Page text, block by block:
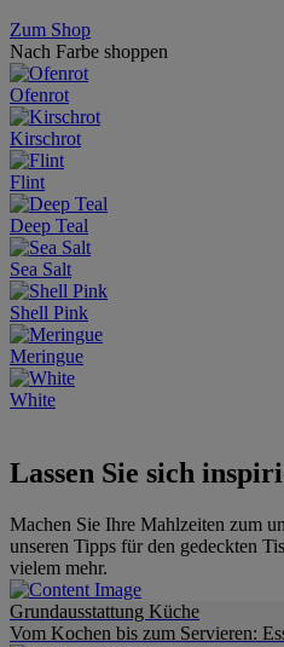
Zum Shop
Nach Farbe shoppen
Ofenrot
Kirschrot
Flint
Deep Teal
Sea Salt
Shell Pink
Meringue
White
Lassen Sie sich
Machen Sie Ihre Mahlzeiten zum
unseren Tipps für den gedeckten
vielem mehr.
Grundausstattung Küche
Vom Kochen bis zum Servieren: